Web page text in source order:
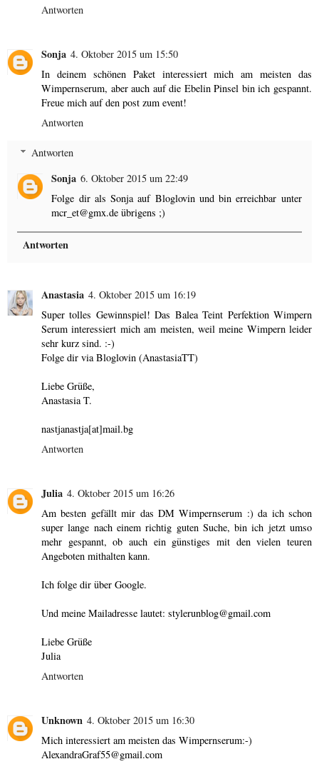
Antworten
Sonja 4. Oktober 2015 um 15:50
In deinem schönen Paket interessiert mich am meisten das
Wimpernserum, aber auch auf die Ebelin Pinsel bin ich gespannt.
Freue mich auf den post zum event!
Antworten
Antworten
Sonja 6. Oktober 2015 um 22:49
Folge dir als Sonja auf Bloglovin und bin erreichbar unter
mcr_et@gmx.de übrigens ;)
Antworten
Anastasia 4. Oktober 2015 um 16:19
Super tolles Gewinnspiel! Das Balea Teint Perfektion Wimpern
Serum interessiert mich am meisten, weil meine Wimpern leider
sehr kurz sind. :-)
Folge dir via Bloglovin (AnastasiaTT)
Liebe Grüße,
Anastasia T.
nastjanastja[at]mail.bg
Antworten
Julia 4. Oktober 2015 um 16:26
Am besten gefällt mir das DM Wimpernserum :) da ich schon
super lange nach einem richtig guten Suche, bin ich jetzt umso
mehr gespannt, ob auch ein günstiges mit den vielen teuren
Angeboten mithalten kann.
Ich folge dir über Google.
Und meine Mailadresse lautet: stylerunblog@gmail.com
Liebe Grüße
Julia
Antworten
Unknown 4. Oktober 2015 um 16:30
Mich interessiert am meisten das Wimpernserum:-)
AlexandraGraf55@gmail.com